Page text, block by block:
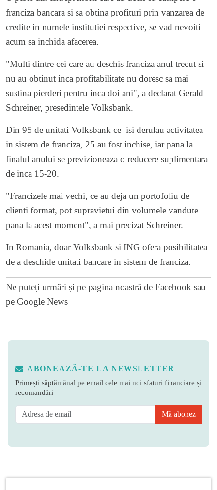
franciza bancara si sa obtina profituri prin vanzarea de
credite in numele institutiei respective, se vad nevoiti
acum sa inchida afacerea.
"Multi dintre cei care au deschis franciza anul trecut si
nu au obtinut inca profitabilitate nu doresc sa mai
sustina pierderi pentru inca doi ani", a declarat Gerald
Schreiner, presedintele Volksbank.
Din 95 de unitati Volksbank ce isi derulau activitatea
in sistem de franciza, 25 au fost inchise, iar pana la
finalul anului se previzioneaza o reducere suplimentara
de inca 15-20.
"Francizele mai vechi, ce au deja un portofoliu de
clienti format, pot supravietui din volumele vandute
pana la acest moment", a mai precizat Schreiner.
In Romania, doar Volksbank si ING ofera posibilitatea
de a deschide unitati bancare in sistem de franciza.
Ne puteți urmări și pe pagina noastră de Facebook sau
pe Google News
ABONEAZĂ-TE LA NEWSLETTER
Primești săptămânal pe email cele mai noi sfaturi financiare și
recomandări
Mă abonez